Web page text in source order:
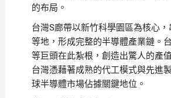
的布局。
台灣S廊帶以新竹科學園區為核心
等地，形成完整的半導體產業鏈。
等巨頭在此紮根，創造出驚人的產
台灣憑藉著成熟的代工模式與先進
球半導體市場佔據關鍵地位。